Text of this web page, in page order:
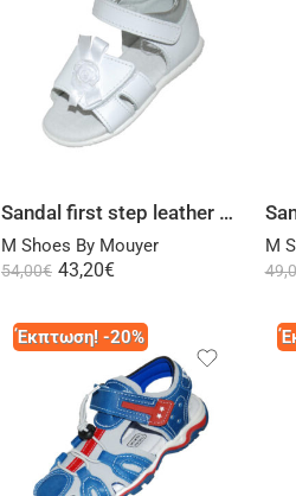
Select options
Sandal first step leather white closed heel
M Shoes By Mouyer
54,00€ 43,20€
M
Έκπτωση! -20%